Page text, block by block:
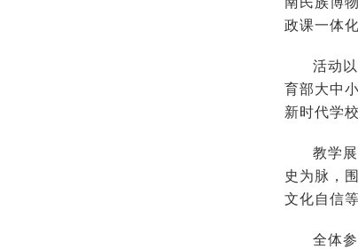
政课一体
活动
育部大中
新时代学
教学
史为脉，
文化自信
全体